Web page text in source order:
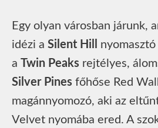
Egy olyan városban járunk,
idézi a Silent Hill
a Twin Peaks rejtélyes,
Silver Pines főhőse Red
magánnyomozó, aki az
Velvet nyomába ered. A